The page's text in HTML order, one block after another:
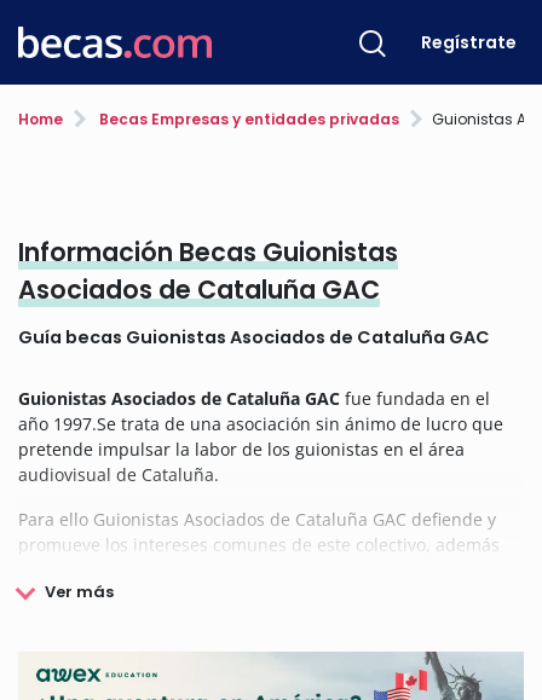
Regístrate
Home Becas Empresas y entidades privadas Guionistas
Información Becas Guionistas
Asociados de Cataluña GAC
Guía becas Guionistas Asociados de Cataluña GAC
Guionistas Asociados de Cataluña GAC fue fundada en el
año 1997.Se trata de una asociación sin ánimo de lucro que
pretende impulsar la labor de los guionistas en el área
audiovisual de Cataluña.
Para ello Guionistas Asociados de Cataluña GAC defiende y
promueve los intereses comunes de este colectivo, además
cultural, y organiza y desarrolla numerosas actividades tanto
Además, Guionistas Asociados de Cataluña GAC también lleva
a cabo la convocatoria de Becas dirigidas a los profesionales